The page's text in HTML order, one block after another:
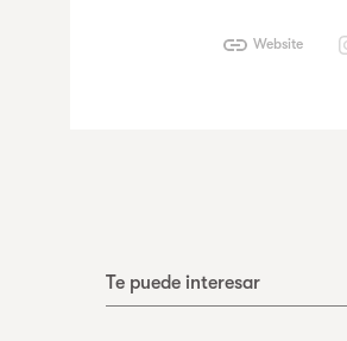
Website
Te puede interesar